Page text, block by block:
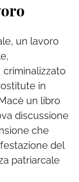
un lavoro
in
un libro
discussione
che
del
patriarcale